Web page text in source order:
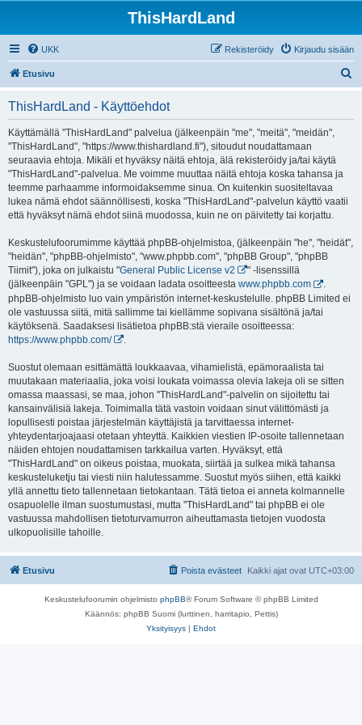
ThisHardLand
UKK Kirjaudu sisään
Rekisteröidy
Etusivu
ThisHardLand - Käyttöehdot
Käyttämällä "ThisHardLand" palvelua (jälkeenpäin "me", "meitä", "meidän",
"ThisHardLand", "https://www.thishardland.fi"), sitoudut noudattamaan
seuraavia ehtoja. Mikäli et hyväksy näitä ehtoja, älä rekisteröidy ja/tai käytä
"ThisHardLand"-palvelua. Me voimme muuttaa näitä ehtoja koska tahansa ja
teemme parhaamme informoidaksemme sinua. On kuitenkin suositeltavaa
lukea nämä ehdot säännöllisesti, koska "ThisHardLand"-palvelun käyttö vaatii
että hyväksyt nämä ehdot siinä muodossa, kuin ne on päivitetty tai korjattu.
Keskustelufoorumimme käyttää phpBB-ohjelmistoa, (jälkeenpäin "he", "heidät",
"heidän", "phpBB-ohjelmisto", "www.phpbb.com", "phpBB Group", "phpBB
Tiimit"), joka on julkaistu "General Public License v2
" -lisenssillä
(jälkeenpäin "GPL") ja se voidaan ladata osoitteesta www.phpbb.com
.
phpBB-ohjelmisto luo vain ympäristön internet-keskustelulle. phpBB Limited ei
ole vastuussa siitä, mitä sallimme tai kiellämme sopivana sisältönä ja/tai
käytöksenä. Saadaksesi lisätietoa phpBB:stä vieraile osoitteessa:
https://www.phpbb.com/
Suostut olemaan esittämättä loukkaavaa, vihamielistä, epämoraalista tai
muutakaan materiaalia, joka voisi loukata voimassa olevia lakeja oli se sitten
omassa maassasi, se maa, johon "ThisHardLand"-palvelin on sijoitettu tai
kansainvälisiä lakeja. Toimimalla tätä vastoin voidaan sinut välittömästi ja
lopullisesti poistaa järjestelmän käyttäjistä ja tarvittaessa internet-
yhteydentarjoajaasi otetaan yhteyttä. Kaikkien viestien IP-osoite tallennetaan
näiden ehtojen noudattamisen tarkkailua varten. Hyväksyt, että
"ThisHardLand" on oikeus poistaa, muokata, siirtää ja sulkea mikä tahansa
keskusteluketju tai viesti niin halutessamme. Suostut myös siihen, että kaikki
yllä annettu tieto tallennetaan tietokantaan. Tätä tietoa ei anneta kolmannelle
osapuolelle ilman suostumustasi, mutta "ThisHardLand" tai phpBB ei ole
vastuussa mahdollisen tietoturvamurron aiheuttamasta tietojen vuodosta
ulkopuolisille tahoille.
Etusivu Kaikki ajat ovat UTC+03:00
Poista evästeet
Keskustelufoorumin ohjelmisto phpBB® Forum Software © phpBB Limited
Käännös: phpBB Suomi (lurttinen, harritapio, Pettis)
Yksityisyys | Ehdot